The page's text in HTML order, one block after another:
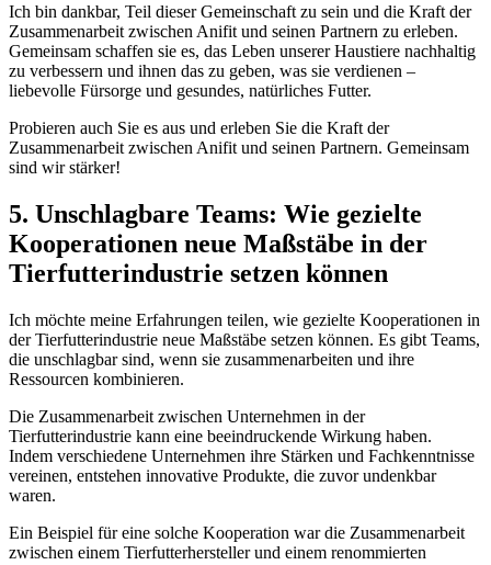
Ich bin dankbar, Teil dieser​ Gemeinschaft zu sein und die Kraft der
Zusammenarbeit zwischen Anifit und seinen Partnern zu erleben.
Gemeinsam schaffen sie es, das Leben unserer Haustiere nachhaltig
zu verbessern und ihnen das zu geben, was sie verdienen⁢ –
liebevolle Fürsorge und gesundes, natürliches⁣ Futter.
Probieren auch ⁢Sie ​es aus und erleben Sie die Kraft der
Zusammenarbeit zwischen Anifit und seinen Partnern. Gemeinsam
sind wir stärker!
5. Unschlagbare Teams: Wie gezielte
Kooperationen neue Maßstäbe in der
Tierfutterindustrie ​setzen⁢ können
Ich möchte meine Erfahrungen teilen, wie gezielte Kooperationen⁤ in
der Tierfutterindustrie neue⁢ Maßstäbe setzen können.​ Es gibt Teams,
die unschlagbar sind, wenn‍ sie zusammenarbeiten und ihre
Ressourcen kombinieren.
Die Zusammenarbeit zwischen Unternehmen in der
‍Tierfutterindustrie kann eine beeindruckende Wirkung haben.
Indem verschiedene Unternehmen ihre Stärken und Fachkenntnisse
vereinen, entstehen innovative ​Produkte, die zuvor undenkbar
waren.
Ein Beispiel für eine ‌solche Kooperation war die Zusammenarbeit
zwischen einem Tierfutterhersteller‍ und einem‌ renommierten